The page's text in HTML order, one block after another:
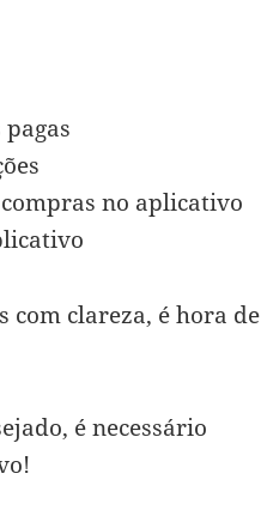
no aplicativo
com clareza, é hora de
é necessário